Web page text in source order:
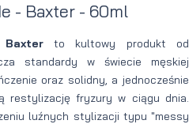
- Baxter - 60ml
to kultowy produkt od
standardy w świecie męskiej
oraz solidny, a jednocześnie
restylizację fryzury w ciągu dnia.
luźnych stylizacji typu "messy